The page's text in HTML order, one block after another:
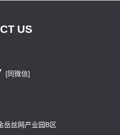
US
[同微信]
岳丝网产业园B区